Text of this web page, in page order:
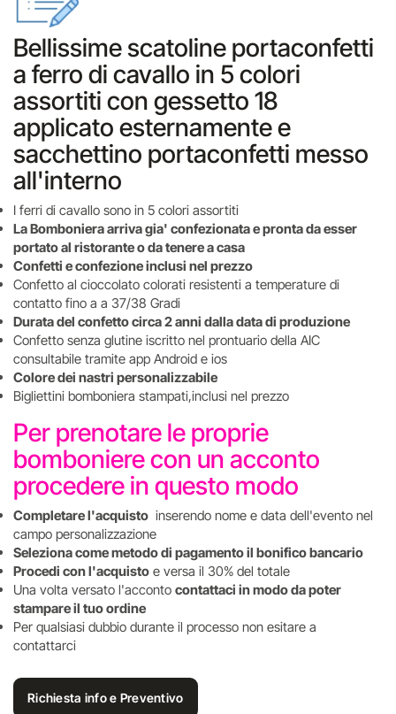
Bellissime scatoline portaconfetti
a ferro di cavallo in 5 colori
assortiti con gessetto 18
applicato esternamente e
sacchettino portaconfetti messo
all'interno
I ferri di cavallo sono in 5 colori assortiti
La Bomboniera arriva gia' confezionata e pronta da esser
portato al ristorante o da tenere a casa
Confetti e confezione inclusi nel prezzo
Confetto al cioccolato colorati resistenti a temperature di
contatto fino a a 37/38 Gradi
Durata del confetto circa 2 anni dalla data di produzione
Confetto senza glutine iscritto nel prontuario della AIC
consultabile tramite app Android e ios
Colore dei nastri personalizzabile
Bigliettini bomboniera stampati,inclusi nel prezzo
Per prenotare le proprie
bomboniere con un acconto
procedere in questo modo
Completare l'acquisto inserendo nome e data dell'evento nel
campo personalizzazione
Seleziona come metodo di pagamento il bonifico bancario
Procedi con l'acquisto e versa il 30% del totale
Una volta versato l'acconto contattaci in modo da poter
stampare il tuo ordine
Per qualsiasi dubbio durante il processo non esitare a
contattarci
Richiesta info e Preventivo